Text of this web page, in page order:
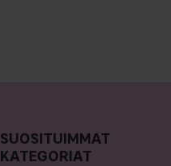
SUOSITUIMMAT
KATEGORIAT